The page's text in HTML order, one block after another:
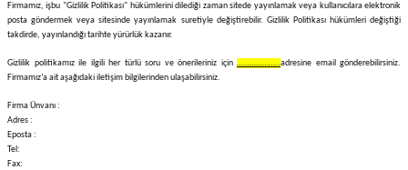
Firmamız, işbu "Gizlilik Politikası" hükümlerini dilediği zaman sitede yayınlamak veya kullanıcılara elektronik
posta göndermek veya sitesinde yayınlamak suretiyle değiştirebilir. Gizlilik Politikası hükümleri değiştiği
takdirde, yayınlandığı tarihte yürürlük kazanır.
Gizlilik politikamız ile ilgili her türlü soru ve önerileriniz için ………………..adresine email gönderebilirsiniz.
Firmamız’a ait aşağıdaki iletişim bilgilerinden ulaşabilirsiniz.
Firma Ünvanı :
Adres :
Eposta :
Tel:
Fax: